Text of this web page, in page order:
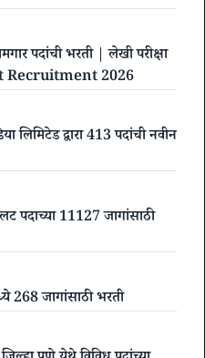
पदांची भरती | लेखी परीक्षा
Recruitment 2026
लिमिटेड द्वारा 413 पदांची नवीन
पदाच्या 11127 जागांसाठी
268 जागांसाठी भरती